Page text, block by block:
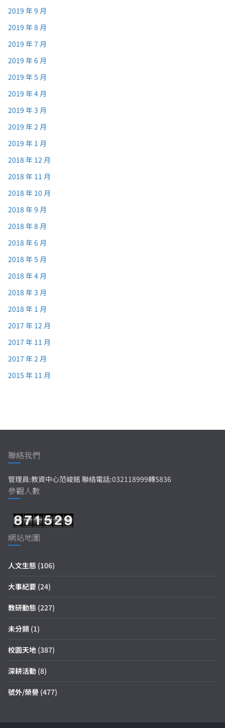
2019 年 9 月
2019 年 8 月
2019 年 7 月
2019 年 6 月
2019 年 5 月
2019 年 4 月
2019 年 3 月
2019 年 2 月
2019 年 1 月
2018 年 12 月
2018 年 11 月
2018 年 10 月
2018 年 9 月
2018 年 8 月
2018 年 6 月
2018 年 5 月
2018 年 4 月
2018 年 3 月
2018 年 1 月
2017 年 12 月
2017 年 11 月
2017 年 2 月
2015 年 11 月
聯絡我們
管理員:教資中心范峻銘 聯絡電話:032118999轉5836
參觀人數
網站地圖
人文生態 (106)
大事紀要 (24)
教研動態 (227)
未分類 (1)
校園天地 (387)
深耕活動 (8)
號外/榮譽 (477)